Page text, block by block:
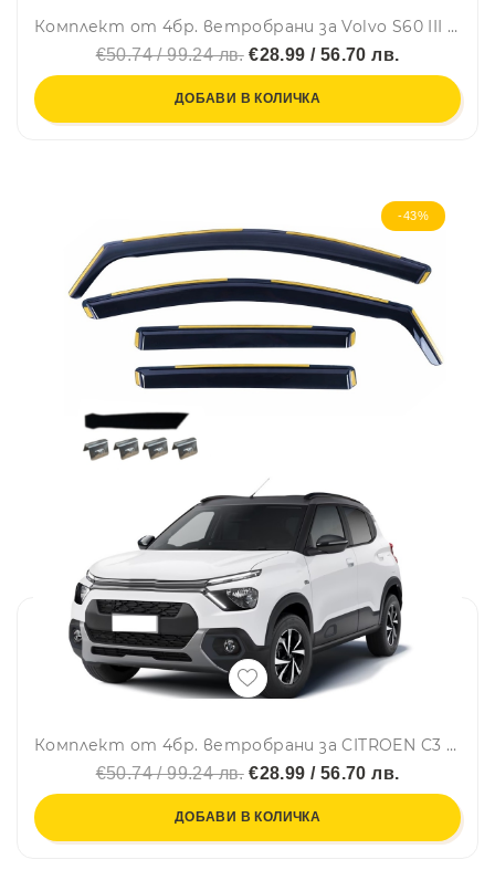
Комплект от 4бр. ветробрани за Volvo S60 III 2018 г. +
€50.74 / 99.24 лв.€28.99 / 56.70 лв.
ДОБАВИ В КОЛИЧКА
-43%
Комплект от 4бр. ветробрани за CITROEN C3 IV 2024+
€50.74 / 99.24 лв.€28.99 / 56.70 лв.
ДОБАВИ В КОЛИЧКА